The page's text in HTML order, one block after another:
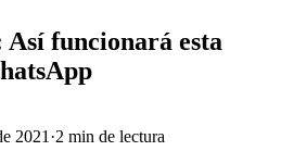
funcionará esta
2021 ·2 min de lectura